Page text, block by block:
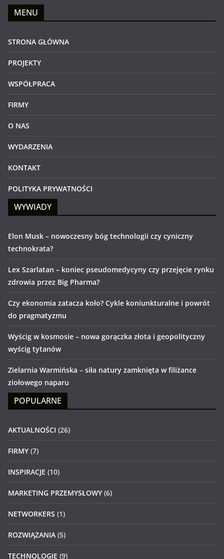
MENU
STRONA GŁÓWNA
PROJEKTY
WSPÓŁPRACA
FIRMY
O NAS
WYDARZENIA
KONTAKT
POLITYKA PRYWATNOŚCI
WYWIADY
Elon Musk – nowoczesny bóg technologii czy cyniczny
technokrata?
Lex Szarlatan – koniec pseudomedycyny czy przejęcie rynku
zdrowia przez Big Pharma?
Czy ekonomia zatacza koło? Cykle koniunkturalne i powrót
do pragmatyzmu
Wyścig w kosmosie – nowa gorączka złota i geopolityczny
wyścig tytanów
Zielarnia Warmińska – siła natury zamknięta w filiżance
ziołowego naparu
POPULARNE
AKTUALNOŚCI (26)
FIRMY (7)
INSPIRACJE (10)
MARKETING PRZEMYSŁOWY (6)
NETWORKERS (1)
ROZWIĄZANIA (5)
TECHNOLOGIE (9)